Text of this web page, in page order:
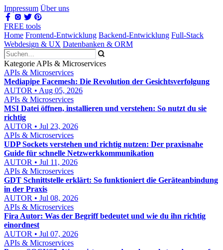
Impressum Über uns
FREE tools
Home Frontend-Entwicklung Backend-Entwicklung Full-Stack
Webdesign & UX Datenbanken & ORM
Kategorie APIs & Microservices
APIs & Microservices
Mediapipe Facemesh: Die Revolution der Gesichtsverfolgung
AUTOR • Aug 05, 2026
APIs & Microservices
MSI Datei öffnen, installieren und verstehen: So nutzt du sie
richtig
AUTOR • Jul 23, 2026
APIs & Microservices
UDP Sockets verstehen und richtig nutzen: Der praxisnahe
Guide für schnelle Netzwerkkommunikation
AUTOR • Jul 11, 2026
APIs & Microservices
GDT Schnittstelle erklärt: So funktioniert die Geräteanbindung
in der Praxis
AUTOR • Jul 08, 2026
APIs & Microservices
Fira Autor: Was der Begriff bedeutet und wie du ihn richtig
einordnest
AUTOR • Jul 07, 2026
APIs & Microservices